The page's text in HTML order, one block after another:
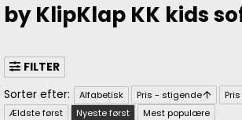
by KlipKlap KK kids
FILTER
Alfabetisk Pris - stigende
Ældste først
Nyeste først Mest populære